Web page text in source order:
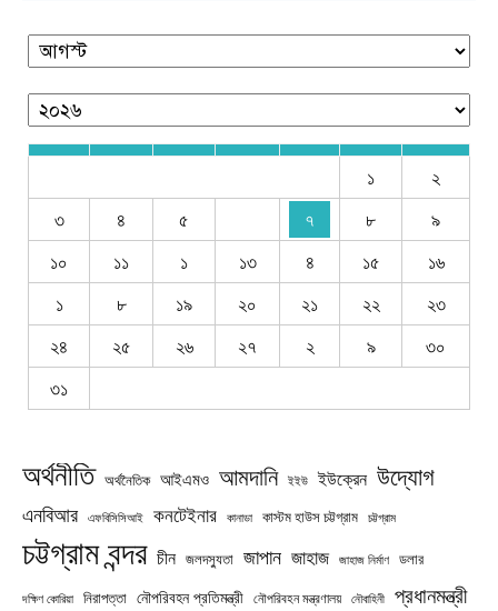
১
২
৩
৪ ৫ ৭ ৮
৯
১০
১১ ১ ১৩ ৪ ১৫
১৬
১
৮ ১৯ ২০ ২১ ২২
২৩
২৪
২৫ ২৬ ২৭ ২ ৯
৩০
৩১
অর্থনীতি অর্থনৈতিক আইএমও আমদানি ইইউ ইউক্রেন উদ্যোগ
এনবিআর এফবিসিসিআই কনটেইনার কানাডা কাস্টম হাউস চট্টগ্রাম চট্টগ্রাম
চট্টগ্রাম বন্দর চীন জলদস্যুতা জাপান জাহাজ জাহাজ নির্মাণ ডলার
দক্ষিণ কোরিয়া নিরাপত্তা নৌপরিবহন প্রতিমন্ত্রী নৌপরিবহন মন্ত্রণালয় নৌবাহিনী প্রধানমন্ত্রী